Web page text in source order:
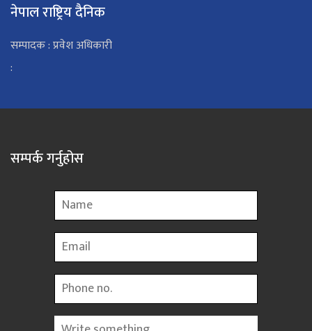
नेपाल राष्ट्रिय दैनिक
सम्पादक : प्रवेश अधिकारी
:
सम्पर्क गर्नुहोस
Name
Email
Phone
Message